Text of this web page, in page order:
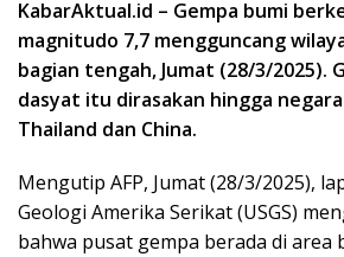
KabarAktual.id – Gempa bumi
magnitudo 7,7 mengguncang
bagian tengah, Jumat (28/3/2025).
dasyat itu dirasakan hingga
Thailand dan China.
Mengutip AFP, Jumat (28/3/2025),
Geologi Amerika Serikat (USGS)
bahwa pusat gempa berada di area